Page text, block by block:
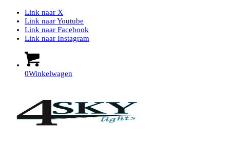
Link naar X
Link naar Youtube
Link naar Facebook
Link naar Instagram
0Winkelwagen